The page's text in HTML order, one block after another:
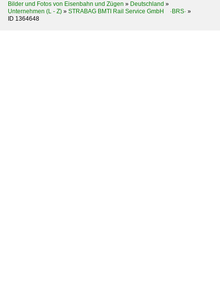
Bilder und Fotos von Eisenbahn und Zügen » Deutschland »
Unternehmen (L - Z) » STRABAG BMTI Rail Service GmbH ·BRS· »
ID 1364648